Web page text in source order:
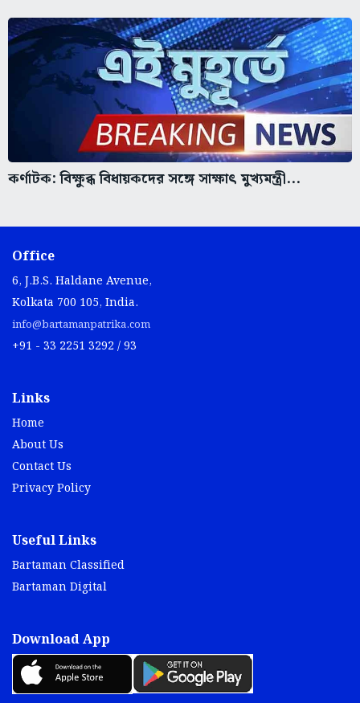
কর্ণাটক: বিক্ষুব্ধ বিধায়কদের সঙ্গে সাক্ষাৎ মুখ্যমন্ত্রী...
Office
6, J.B.S. Haldane Avenue,
Kolkata 700 105, India.
info@bartamanpatrika.com
+91 - 33 2251 3292 / 93
Links
Home
About Us
Contact Us
Privacy Policy
Useful Links
Bartaman Classified
Bartaman Digital
Download App